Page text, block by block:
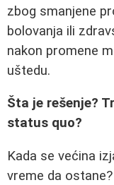
zbog smanjene
bolovanja ili
nakon promene
uštedu.
Šta je rešenje?
status quo?
Kada se većina
vreme da